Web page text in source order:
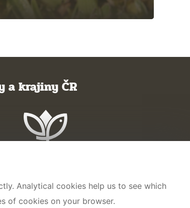
a krajiny ČR
Analytical cookies help us to see which
of cookies on your browser.